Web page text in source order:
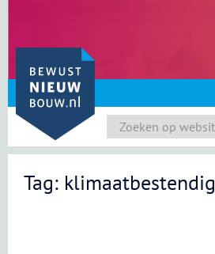
content
Tag: klimaatbestendig